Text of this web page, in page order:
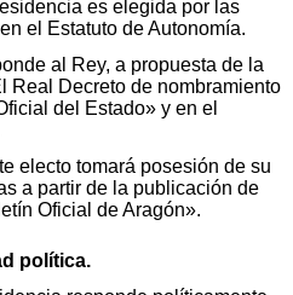
es elegida por las
el Estatuto de Autonomía.
al Rey, a propuesta de la
Real Decreto de nombramiento
del Estado» y en el
electo tomará posesión de su
a partir de la publicación de
Oficial de Aragón».
política.